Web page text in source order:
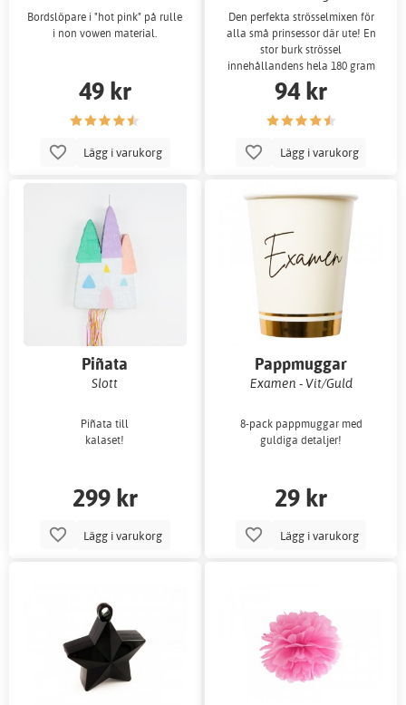
Bordslöpare i "hot pink" på rulle
i non vowen material.
49 kr
Lägg i varukorg
Den perfekta strösselmixen för
alla små prinsessor där ute! En
stor burk strössel
innehållandens hela 180 gram
strösselmix med p
94 kr
Lägg i varukorg
Piñata
Slott
Piñata till
kalaset!
299 kr
Lägg i varukorg
Pappmuggar
Examen - Vit/Guld
8-pack pappmuggar med
guldiga detaljer!
29 kr
Lägg i varukorg